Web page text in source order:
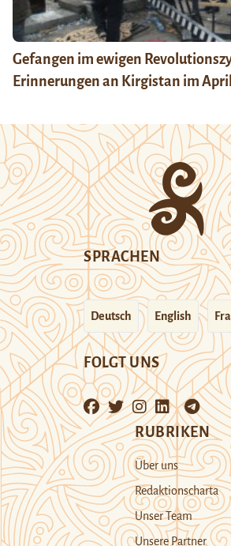
Gefangen im ewigen
Erinnerungen an Kirgistan im
SPRACHEN
Deutsch English
FOLGT UNS
RUBRIKEN
Über uns
Redaktionscharta
Unser Team
Unsere Partner